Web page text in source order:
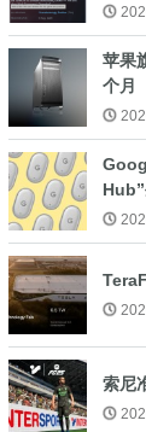
苹果
个月
索尼